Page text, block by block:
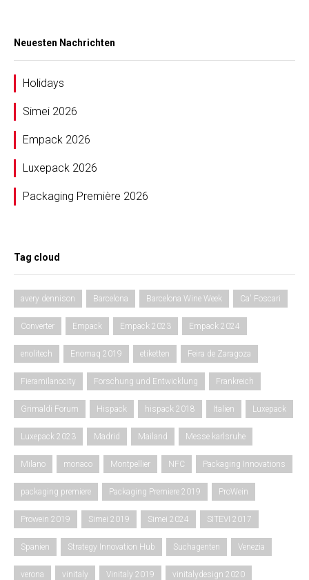
Neuesten Nachrichten
Holidays
Simei 2026
Empack 2026
Luxepack 2026
Packaging Première 2026
Tag cloud
avery dennison Barcelona Barcelona Wine Week Ca' Foscari
Converter Empack Empack 2023 Empack 2024
enolitech Enomaq 2019 etiketten Feira de Zaragoza
Fieramilanocity Forschung und Entwicklung Frankreich
Grimaldi Forum Hispack hispack 2018 Italien Luxepack
Luxepack 2023 Madrid Mailand Messe karlsruhe
Milano monaco Montpellier NFC Packaging Innovations
packaging premiere Packaging Premiere 2019 ProWein
Prowein 2019 Simei 2019 Simei 2024 SITEVI 2017
Spanien Strategy Innovation Hub Suchagenten Venezia
verona vinitaly Vinitaly 2019 vinitalydesign 2020